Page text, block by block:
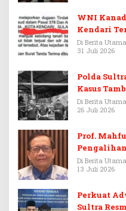
WNI
Kendari
Di Berita
31 Juli 2026
Polda
Kasus
Di Berita
26 Juli 2026
Prof.
Febrie
Di Berita
13 Juli 2026
Perkuat
Sultra